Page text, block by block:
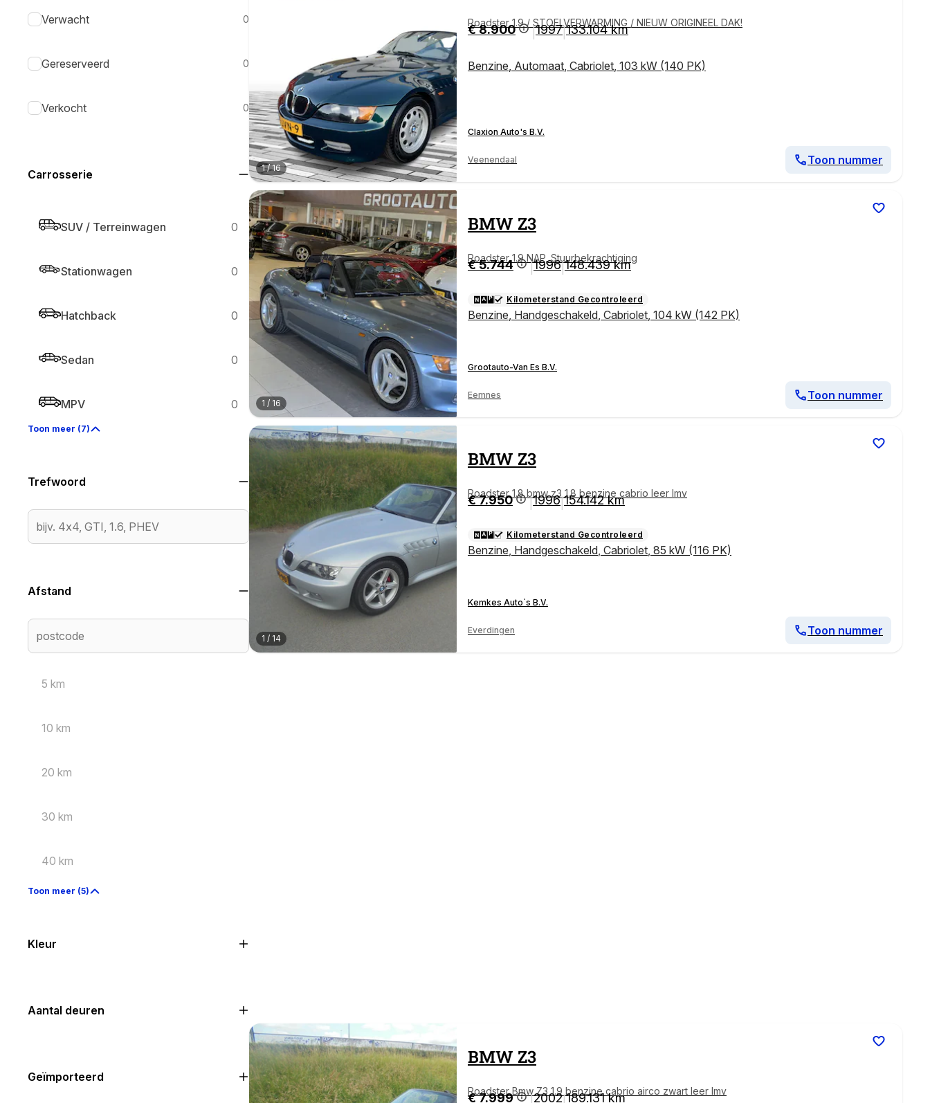
Verwacht 0
Gereserveerd 0
Verkocht 0
Carrosserie
SUV / Terreinwagen 0
Stationwagen 0
Hatchback 0
Sedan 0
MPV 0
Toon meer (7)
Trefwoord
Afstand
5 km
10 km
20 km
30 km
40 km
Toon meer (5)
Kleur
Aantal deuren
Geïmporteerd
1/16
Roadster 1.9 / STOELVERWARMING / NIEUW ORIGINEEL DAK!
€ 8.900 |1997|133.104 km
Benzine Automaat Cabriolet 103 kW (140 PK)
Claxion Auto's B.V.
Veenendaal Toon nummer
1 / 16
BMWZ3
Roadster 1.9 NAP, Stuurbekrachtiging
€ 5.744 |1996|148.439 km
Kilometerstand Gecontroleerd
Benzine Handgeschakeld Cabriolet 104 kW (142 PK)
Grootauto-Van Es B.V.
Eemnes Toon nummer
1 / 14
BMWZ3
Roadster 1.8 bmw z3 1.8 benzine cabrio leer lmv
€ 7.950 |1996|154.142 km
Kilometerstand Gecontroleerd
Benzine Handgeschakeld Cabriolet 85 kW (116 PK)
Kemkes Auto`s B.V.
Everdingen Toon nummer
BMWZ3
Roadster Bmw Z3 1.9 benzine cabrio airco zwart leer lmv
€ 7.999 2002 189.131 km